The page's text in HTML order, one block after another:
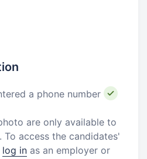
a phone number
are only available to
To access the candidates'
log in as an employer or